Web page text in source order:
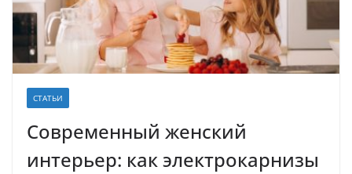
СТАТЬИ
Современный женский
интерьер: как электрокарнизы